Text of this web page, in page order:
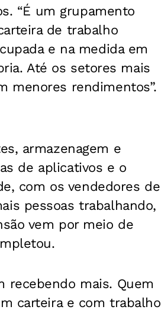
“É um grupamento
de trabalho
e na medida em
Até os setores mais
menores rendimentos”.
armazenagem e
de aplicativos e o
com os vendedores de
pessoas trabalhando,
vem por meio de
recebendo mais. Quem
carteira e com trabalho